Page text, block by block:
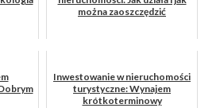
można zaoszczędzić
Inwestowanie w nieruchomości
turystyczne: Wynajem
krótkoterminowy